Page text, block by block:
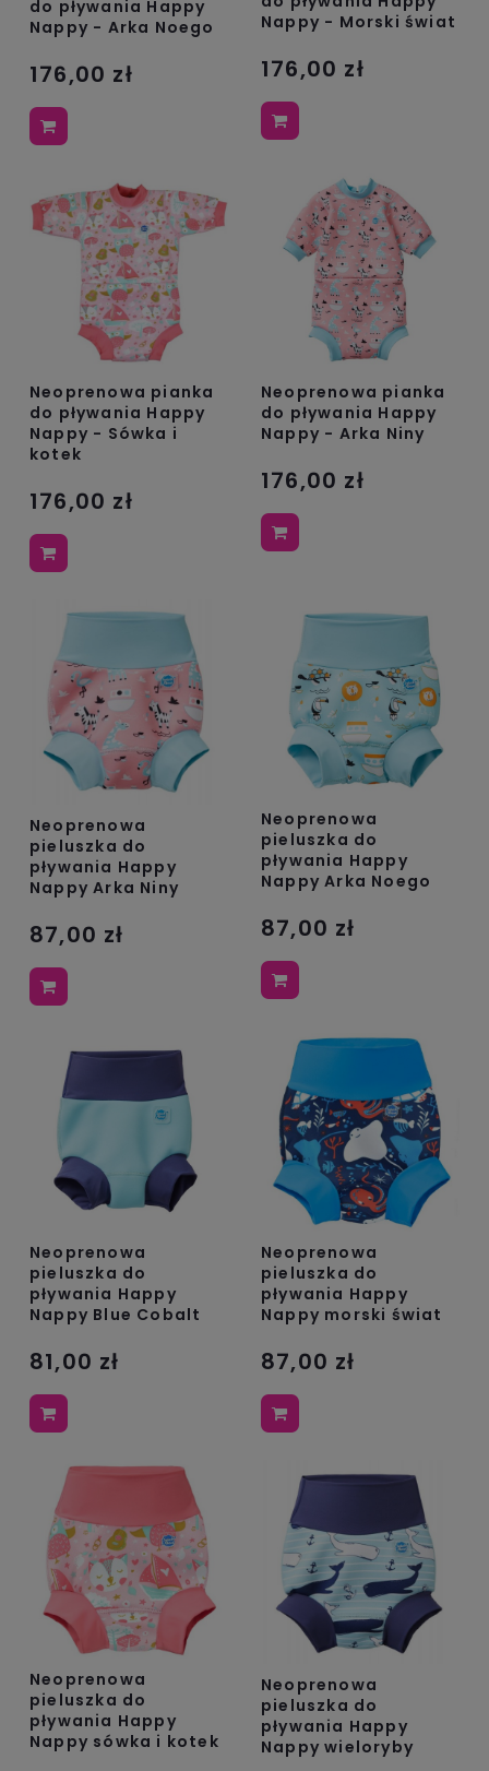
do pływania Happy
Nappy - Arka Noego
176,00 zł
Nappy - Morski świat
176,00 zł
Neoprenowa pianka
do pływania Happy
Nappy - Sówka i
kotek
176,00 zł
Neoprenowa pianka
do pływania Happy
Nappy - Arka Niny
176,00 zł
Neoprenowa
pieluszka do
pływania Happy
Nappy Arka Niny
87,00 zł
Neoprenowa
pieluszka do
pływania Happy
Nappy Arka Noego
87,00 zł
Neoprenowa
pieluszka do
pływania Happy
Nappy Blue Cobalt
81,00 zł
Neoprenowa
pieluszka do
pływania Happy
Nappy morski świat
87,00 zł
Neoprenowa
pieluszka do
pływania Happy
Nappy sówka i kotek
Neoprenowa
pieluszka do
pływania Happy
Nappy wieloryby